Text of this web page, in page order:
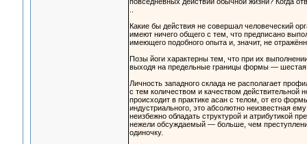
Какие бы действия не совершал человеческий
имеют ничего общего с тем, что предписано
имеющего подобного опыта и, значит, не
Позы йоги характерны тем, что при их
выходя на предельные границы формы — шестая
Личность западного склада не располагает
с тем количеством и качеством действительной
происходит в практике асан с телом, от его
индустриального, это абсолютно неизвестная
неизбежно обладать структурой и атрибутикой
нежели обсуждаемый — больше, чем
одиночку.